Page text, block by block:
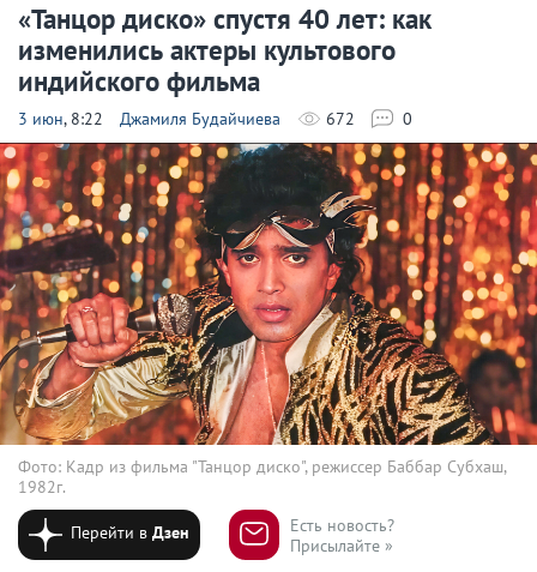
«Танцор диско» спустя 40 лет: как
изменились актеры культового
индийского фильма
3 июн, 8:22 Джамиля Будайчиева 672 0
Фото: Кадр из фильма "Танцор диско", режиссер Баббар Субхаш,
1982г.
Перейти вДзен
Есть новость?
Присылайте »